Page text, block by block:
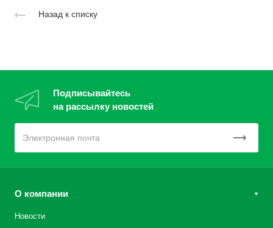
Назад к списку
Подписывайтесь
на рассылку новостей
О компании
Новости